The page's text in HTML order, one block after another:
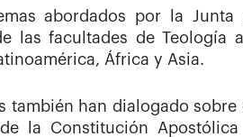
abordados por la
las facultades de
África y Asia.
también han dialogado
la Constitución Apostólica